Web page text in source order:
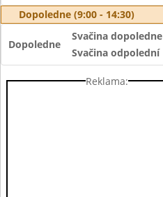
Dopoledne (9:00 - 14:30)
Dopoledne
Svačina dopoledne
Svačina odpolední
Reklama: